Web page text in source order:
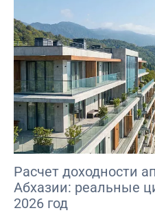
Расчет доходности
Абхазии: реальные
2026 год